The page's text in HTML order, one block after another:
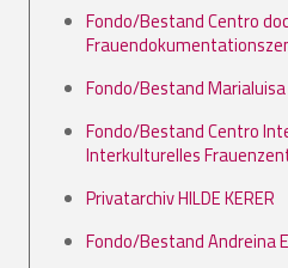
Fondo/Bestand Centro
Fondo/Bestand Marialuisa
Fondo/Bestand Centro
Interkulturelles
Privatarchiv HILDE KERER
Fondo/Bestand Andreina